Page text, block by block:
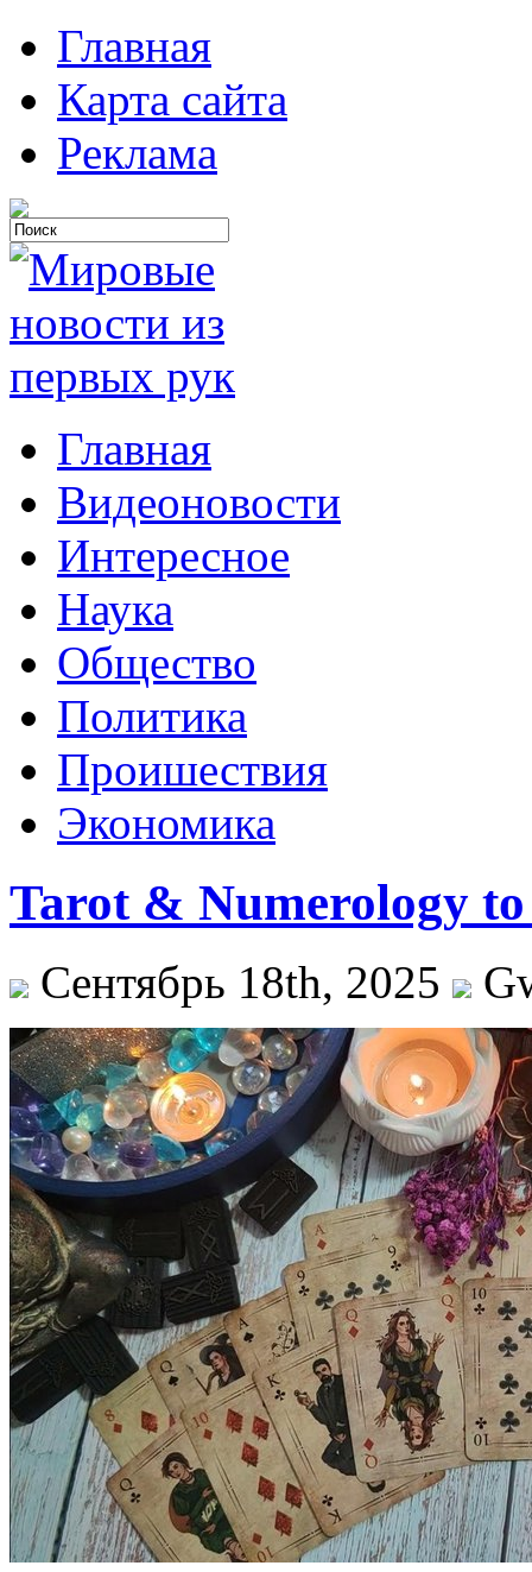
Главная
Карта сайта
Реклама
Главная
Видеоновости
Интересное
Наука
Общество
Политика
Проишествия
Экономика
Tarot & Numerology
Сентябрь 18th, 2025